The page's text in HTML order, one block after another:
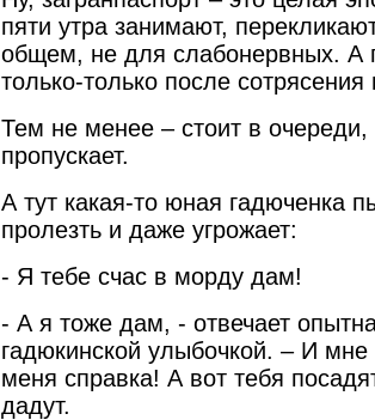
пяти утра занимают,
общем, не для слабонервных. А
только-только после сотрясения
Тем не менее – стоит в очереди,
пропускает.
А тут какая-то юная гадюченка
пролезть и даже угрожает:
- Я тебе счас в морду дам!
- А я тоже дам, - отвечает
гадюкинской улыбочкой. – И мне
меня справка! А вот тебя
дадут.